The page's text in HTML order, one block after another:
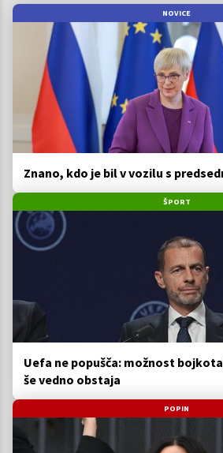
NOVICE
Znano, kdo je bil v vozilu s
ŠPORT
Uefa ne popušča: možnost
še vedno obstaja
POPIN